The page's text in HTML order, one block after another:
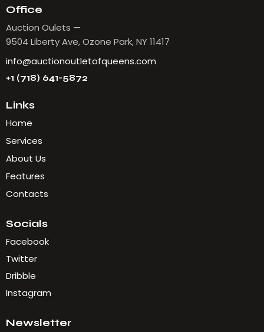
Office
Auction Oulets —
9504 Liberty Ave, Ozone Park, NY 11417
info@auctionoutletofqueens.com
+1 (718) 641-5872
Links
Home
Services
About Us
Features
Contacts
Socials
Facebook
Twitter
Dribble
Instagram
Newsletter